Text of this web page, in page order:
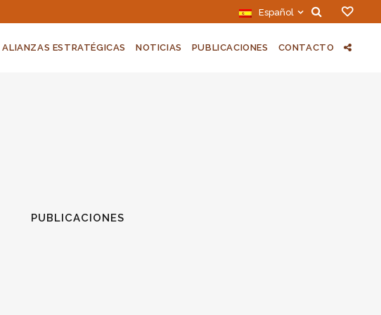
Español
ALIANZAS ESTRATÉGICAS NOTICIAS PUBLICACIONES CONTACTO
PUBLICACIONES